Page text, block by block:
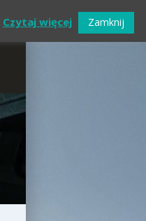
Czytaj więcej Zamknij